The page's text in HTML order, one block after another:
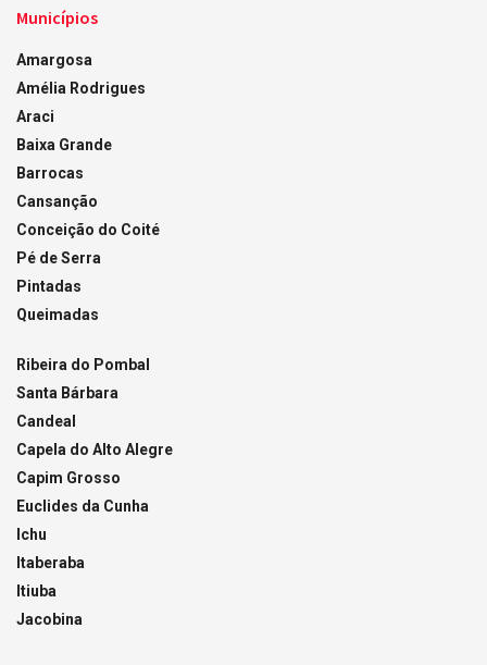
Municípios
Amargosa
Amélia Rodrigues
Araci
Baixa Grande
Barrocas
Cansanção
Conceição do Coité
Pé de Serra
Pintadas
Queimadas
Ribeira do Pombal
Santa Bárbara
Candeal
Capela do Alto Alegre
Capim Grosso
Euclides da Cunha
Ichu
Itaberaba
Itiuba
Jacobina